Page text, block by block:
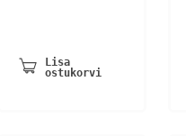
Lisa
ostukorvi